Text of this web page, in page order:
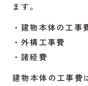
ます。
・建物本体の工事
・外構工事費
・諸経費
建物本体の工事費